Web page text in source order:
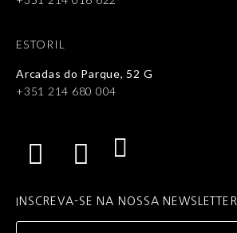
ESTORIL
Arcadas do Parque, 52 G
+351 214 680 004
INSCREVA-SE NA NOSSA NEWSLETTER